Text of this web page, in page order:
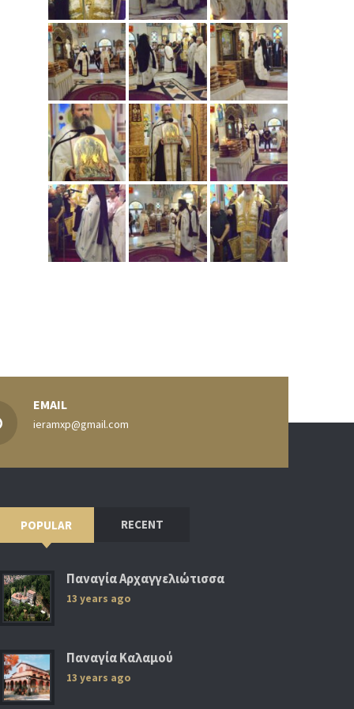
EMAIL
ieramxp@gmail.com
POPULAR RECENT
Παναγία Αρχαγγελιώτισσα
13 years ago
Παναγία Καλαμού
13 years ago